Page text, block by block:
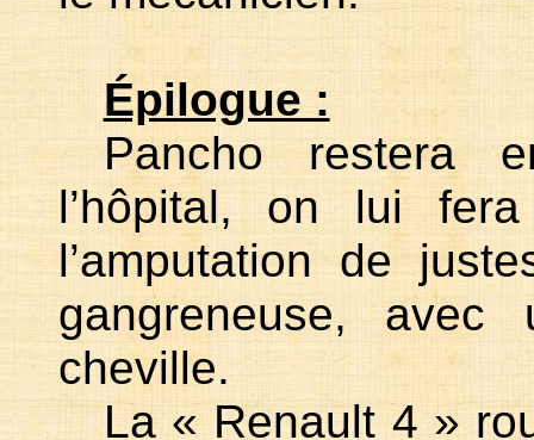
Épilogue :
Pancho restera
l’hôpital, on lui
l’amputation de
gangreneuse,
cheville.
La « Renault 4 »